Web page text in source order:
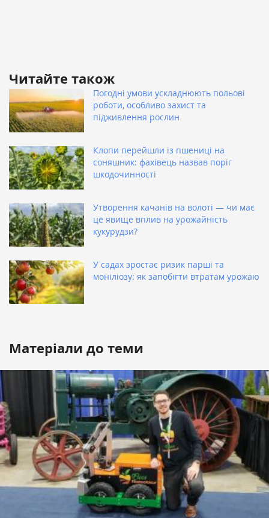
Читайте також
Погодні умови ускладнюють польові
роботи, особливо захист та
підживлення рослин
Клопи перейшли із пшениці на
соняшник: фахівець назвав поріг
шкодочинності
Утворення качанів на волоті — чи має
це явище вплив на урожайність
кукурудзи?
У садах зростає ризик парші та
моніліозу: як запобігти втратам урожаю
Матеріали до теми